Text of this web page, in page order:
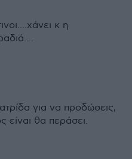
κ η
για να προδώσεις,
είναι θα περάσει.